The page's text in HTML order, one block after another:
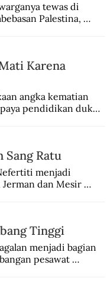
tewas di
Palestina,
Karena
angka kematian
pendidikan dukun
Ratu
menjadi
dan Mesir
Tinggi
menjadi bagian
pesawat